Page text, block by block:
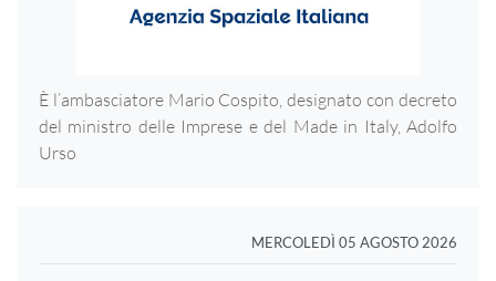
È l’ambasciatore Mario Cospito, designato con decreto
del ministro delle Imprese e del Made in Italy, Adolfo
Urso
MERCOLEDÌ 05 AGOSTO 2026